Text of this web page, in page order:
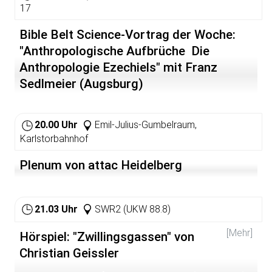
Subkulturen zu einem Thema geworden, mit dem sich
Die Politik/Inforedaktion des bermuda.funk hat Martin
Büsser, Autor u.a. des Buches "Wie klingt die Neue Mitte
- Rechte und reaktionäre Tendenzen in der Popmusik"
(Ventil-Verlag, 2001) und Mitherausgeber der Zeitschrift
"Testcard. Beiträge zur Popgeschichte" eingeladen, zum
17
Bible Belt Science-Vortrag der Woche:
"Anthropologische Aufbrüche  Die
Anthropologie Ezechiels" mit Franz
Sedlmeier (Augsburg)
20.00 Uhr
Emil-Julius-Gumbelraum,
Karlstorbahnhof
Plenum von attac Heidelberg
21.03 Uhr SWR2 (UKW 88.8)
[Mehr]
Hörspiel: "Zwillingsgassen" von
Christian Geissler